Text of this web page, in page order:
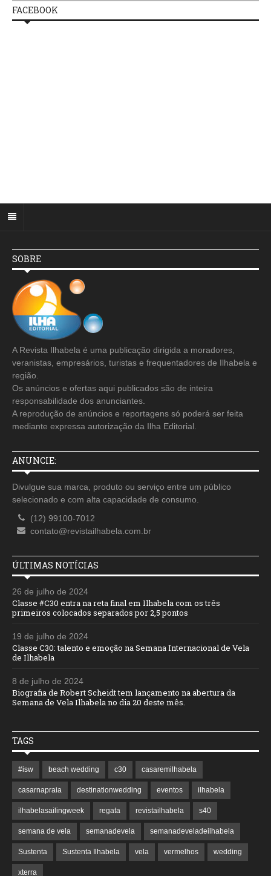
FACEBOOK
SOBRE
A Revista Ilhabela é uma publicação dirigida a moradores,
veranistas, empresários, turistas e frequentadores de Ilhabela e
região.
Os anúncios e ofertas aqui publicados são de inteira
responsabilidade dos anunciantes.
A reprodução de anúncios e reportagens só poderá ser feita
mediante expressa autorização da Ilha Editorial.
ANUNCIE:
Divulgue sua marca, produto ou serviço entre um público
selecionado e com alta capacidade de consumo.
(12) 99100-7012
contato@revistailhabela.com.br
ÚLTIMAS NOTÍCIAS
26 de julho de 2024
Classe #C30 entra na reta final em Ilhabela com os três
primeiros colocados separados por 2,5 pontos
19 de julho de 2024
Classe C30: talento e emoção na Semana Internacional de Vela
de Ilhabela
8 de julho de 2024
Biografia de Robert Scheidt tem lançamento na abertura da
Semana de Vela Ilhabela no dia 20 deste mês.
TAGS
#isw beach wedding c30 casaremilhabela
casarnapraia destinationwedding eventos ilhabela
ilhabelasailingweek regata revistailhabela s40
semana de vela semanadevela semanadeveladeilhabela
Sustenta Sustenta Ilhabela vela vermelhos wedding
xterra